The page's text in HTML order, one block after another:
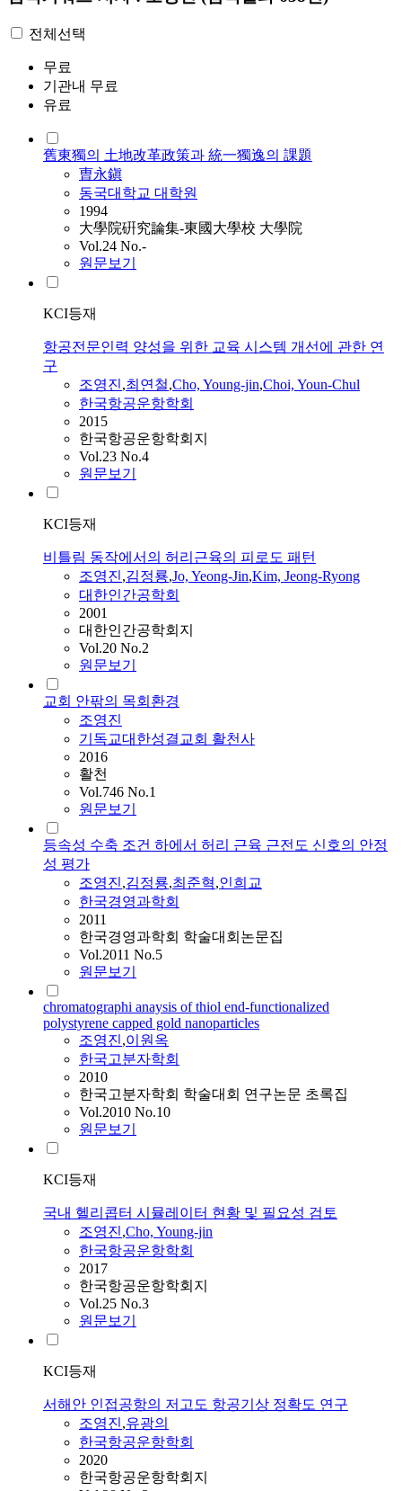
전체선택
무료
기관내 무료
유료
舊東獨의 土地改革政策과 統一獨逸의 課題
曺永鎭
동국대학교 대학원
1994
大學院硏究論集-東國大學校 大學院
Vol.24 No.-
원문보기
KCI등재
항공전문인력 양성을 위한 교육 시스템 개선에 관한 연
구
조영진,최연철,Cho, Young-jin,Choi, Youn-Chul
한국항공운항학회
2015
한국항공운항학회지
Vol.23 No.4
원문보기
KCI등재
비틀림 동작에서의 허리근육의 피로도 패턴
조영진,김정룡,Jo, Yeong-Jin,Kim, Jeong-Ryong
대한인간공학회
2001
대한인간공학회지
Vol.20 No.2
원문보기
교회 안팎의 목회환경
조영진
기독교대한성결교회 활천사
2016
활천
Vol.746 No.1
원문보기
등속성 수축 조건 하에서 허리 근육 근전도 신호의 안정
성 평가
조영진,김정룡,최준혁,인희교
한국경영과학회
2011
한국경영과학회 학술대회논문집
Vol.2011 No.5
원문보기
chromatographi anaysis of thiol end-functionalized
polystyrene capped gold nanoparticles
조영진,이원옥
한국고분자학회
2010
한국고분자학회 학술대회 연구논문 초록집
Vol.2010 No.10
원문보기
KCI등재
국내 헬리콥터 시뮬레이터 현황 및 필요성 검토
조영진,Cho, Young-jin
한국항공운항학회
2017
한국항공운항학회지
Vol.25 No.3
원문보기
KCI등재
서해안 인접공항의 저고도 항공기상 정확도 연구
조영진,유광의
한국항공운항학회
2020
한국항공운항학회지